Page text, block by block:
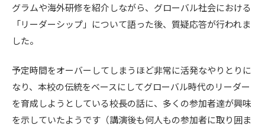
グラムや海外研修を紹介しながら、グローバル社会における
「リーダーシップ」について語った後、質疑応答が行われま
した。
予定時間をオーバーしてしまうほど非常に活発なやりとりに
なり、本校の伝統をベースにしてグローバル時代のリーダー
を育成しようとしている校長の話に、多くの参加者達が興味
を示していたようです（講演後も何人もの参加者に取り囲ま